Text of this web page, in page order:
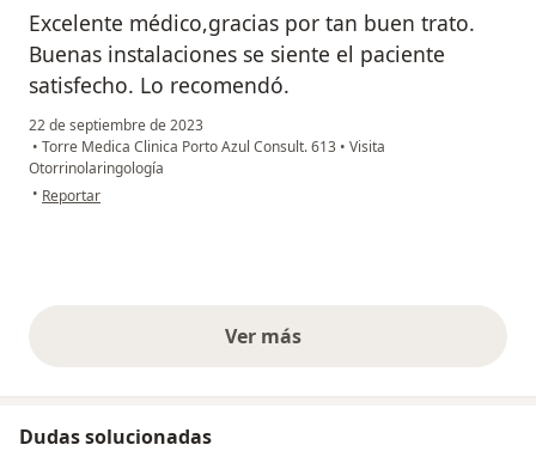
Excelente médico,gracias por tan buen trato.
Buenas instalaciones se siente el paciente
satisfecho. Lo recomendó.
22 de septiembre de 2023
• Torre Medica Clinica Porto Azul Consult. 613 • Visita
Otorrinolaringología
• en opinión del usuario Yeison Rafael Pacheco
Reportar
Ver másopiniones anteriores
Dudas solucionadas